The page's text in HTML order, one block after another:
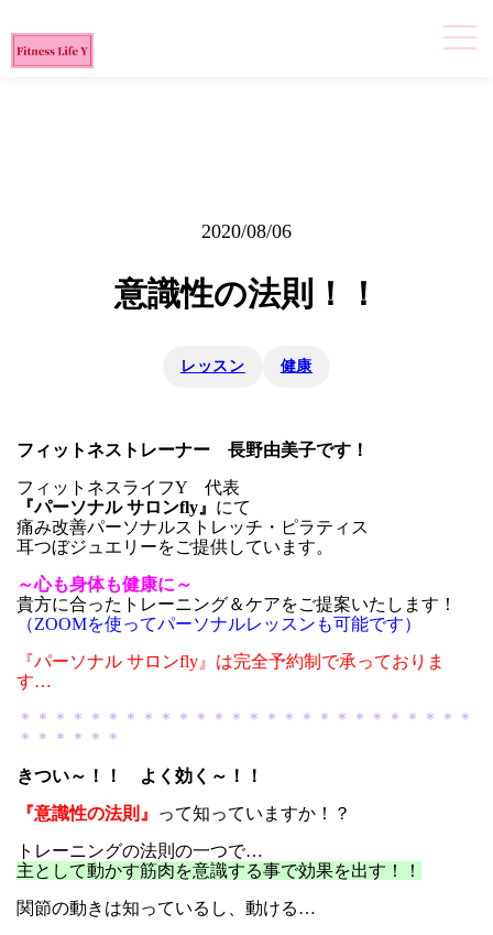
2020/08/06
意識性の法則！！
レッスン 健康
フィットネストレーナー 長野由美子です！
フィットネスライフY 代表
『パーソナル サロンfly』 にて
痛み改善パーソナルストレッチ・ピラティス
耳つぼジュエリーをご提供しています。
～心も身体も健康に～
貴方に合ったトレーニング＆ケアをご提案いたします！
（ZOOMを使ってパーソナルレッスンも可能です）
『パーソナル サロンfly』は完全予約制で承っておりま
す…
＊＊＊＊＊＊＊＊＊＊＊＊＊＊＊＊＊＊＊＊＊＊＊＊＊＊
＊＊＊＊＊＊
きつい～！！ よく効く～！！
『意識性の法則』
って知っていますか！？
トレーニングの法則の一つで…
主として動かす筋肉を意識する事で効果を出す！！
関節の動きは知っているし、動ける…